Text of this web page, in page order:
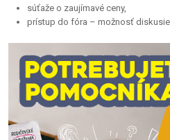
súťaže o zaujímavé ceny,
prístup do fóra – možnosť